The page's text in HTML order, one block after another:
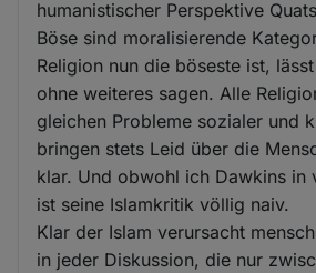
humanistischer Perspektive
Böse sind moralisierende
Religion nun die böseste ist,
ohne weiteres sagen. Alle
gleichen Probleme sozialer und
bringen stets Leid über die
klar. Und obwohl ich Dawkins in
ist seine Islamkritik völlig naiv.
Klar der Islam verursacht
in jeder Diskussion, die nur